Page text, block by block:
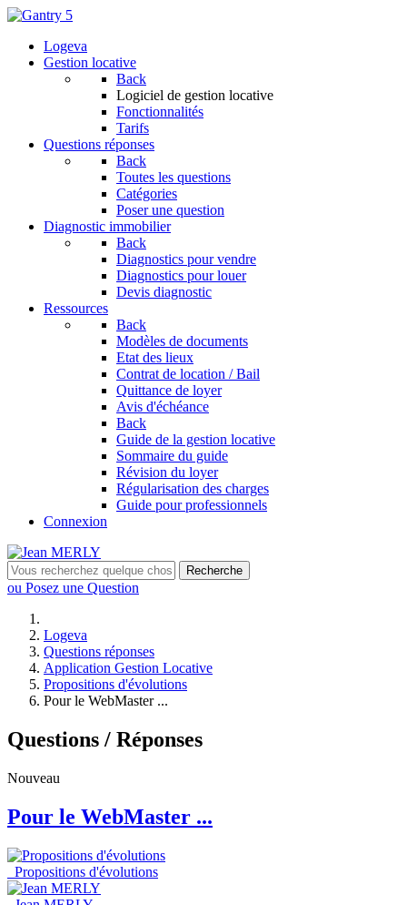
Logeva
Gestion locative
Back
Logiciel de gestion locative
Fonctionnalités
Tarifs
Questions réponses
Back
Toutes les questions
Catégories
Poser une question
Diagnostic immobilier
Back
Diagnostics pour vendre
Diagnostics pour louer
Devis diagnostic
Ressources
Back
Modèles de documents
Etat des lieux
Contrat de location / Bail
Quittance de loyer
Avis d'échéance
Back
Guide de la gestion locative
Sommaire du guide
Révision du loyer
Régularisation des charges
Guide pour professionnels
Connexion
Recherche
ou Posez une Question
Logeva
Questions réponses
Application Gestion Locative
Propositions d'évolutions
Pour le WebMaster ...
Questions / Réponses
Nouveau
Pour le WebMaster ...
Propositions d'évolutions